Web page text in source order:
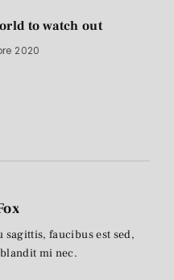
to watch out
2020
sagittis, faucibus est sed,
mi nec.